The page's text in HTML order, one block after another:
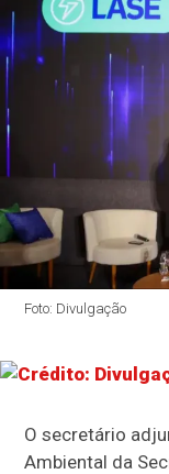
Foto: Divulgação
O secretário
Ambiental da